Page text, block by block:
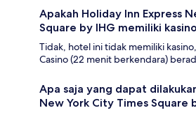
Apakah Holiday Inn Express
Square by IHG memiliki
Tidak, hotel ini tidak memiliki
Casino (22 menit berkendara)
Apa saja yang dapat
New York City Times Square